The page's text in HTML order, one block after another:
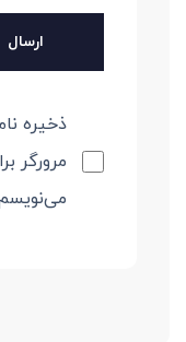
ذخیره
مرورگر